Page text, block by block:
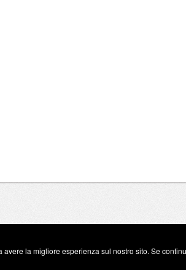
la migliore esperienza sul nostro sito. Se